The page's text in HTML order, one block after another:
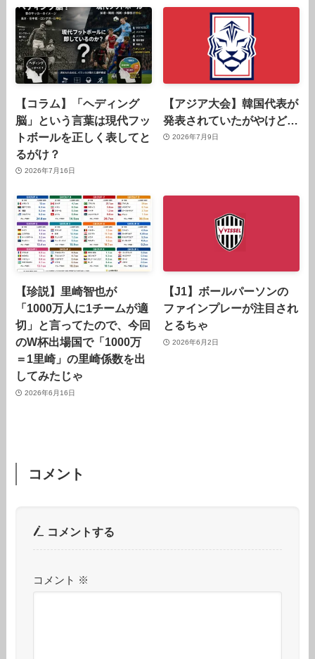
【コラム】「ヘディング
脳」という言葉は現代フッ
トボールを正しく表してと
るがけ？
2026年7月16日
【アジア大会】韓国代表が
発表されていたがやけど…
2026年7月9日
【珍説】里崎智也が
「1000万人に1チームが適
切」と言ってたので、今回
のW杯出場国で「1000万
＝1里崎」の里崎係数を出
してみたじゃ
2026年6月16日
【J1】ボールパーソンの
ファインプレーが注目され
とるちゃ
2026年6月2日
コメント
コメントする
コメント ※